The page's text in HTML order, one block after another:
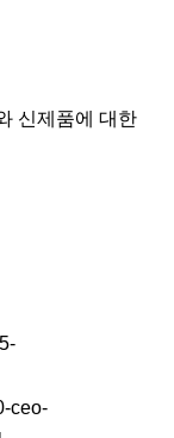
신제품에 대한
ceo-